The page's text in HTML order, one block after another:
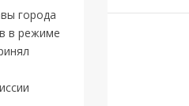
города
в режиме